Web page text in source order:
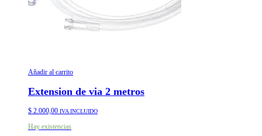
Añadir al carrito
Extension de via 2 metros
$ 2.000,00 IVA INCLUIDO
Hay existencias